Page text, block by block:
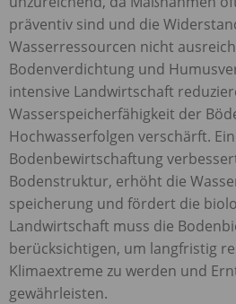
präventiv sind und die
Wasserressourcen nicht
Bodenverdichtung und
intensive Landwirtschaft
Wasserspeicherfähigkeit der
Hochwasserfolgen verschärft.
Bodenbewirtschaftung
Bodenstruktur, erhöht die
speicherung und fördert die
Landwirtschaft muss die
berücksichtigen, um langfristig
Klimaextreme zu werden und
gewährleisten.